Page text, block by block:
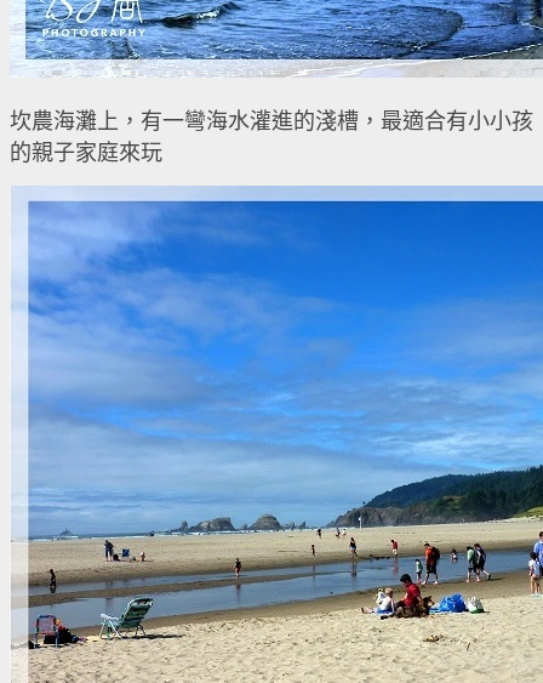
坎農海灘上，有一彎海水灌進的淺槽，最適合有小小孩
的親子家庭來玩